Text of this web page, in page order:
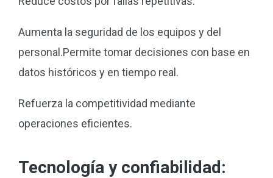
Aumenta la seguridad de los equipos y del
personal.Permite tomar decisiones con base en
datos históricos y en tiempo real.
Refuerza la competitividad mediante
operaciones eficientes.
Tecnología y confiabilidad: